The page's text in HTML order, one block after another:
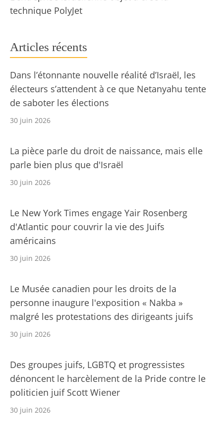
technique PolyJet
Articles récents
Dans l’étonnante nouvelle réalité d’Israël, les
électeurs s’attendent à ce que Netanyahu tente
de saboter les élections
30 juin 2026
La pièce parle du droit de naissance, mais elle
parle bien plus que d'Israël
30 juin 2026
Le New York Times engage Yair Rosenberg
d'Atlantic pour couvrir la vie des Juifs
américains
30 juin 2026
Le Musée canadien pour les droits de la
personne inaugure l'exposition « Nakba »
malgré les protestations des dirigeants juifs
30 juin 2026
Des groupes juifs, LGBTQ et progressistes
dénoncent le harcèlement de la Pride contre le
politicien juif Scott Wiener
30 juin 2026